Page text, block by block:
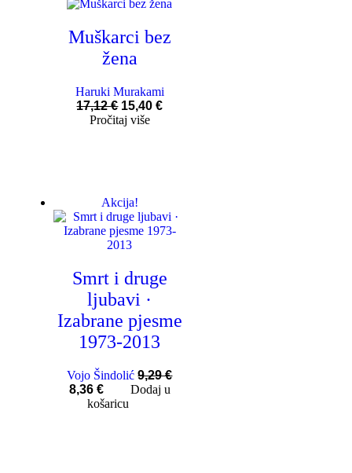
Muškarci bez
žena
Haruki Murakami
17,12€ 15,40€
Pročitaj više
Akcija!
Smrt i druge
ljubavi ·
Izabrane pjesme
1973-2013
Vojo Šindolić 9,29€
8,36 €
Dodaj u
košaricu